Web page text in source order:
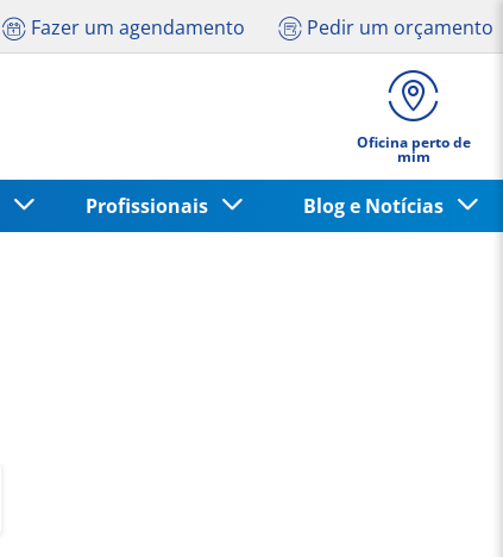
Fazer um agendamento Pedir um orçamento
Oficina perto de
mim
Profissionais Blog e Notícias